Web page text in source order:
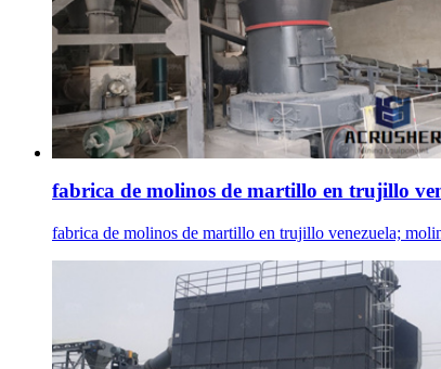
fabrica de molinos de martillo en trujillo
fabrica de molinos de martillo en trujillo venezuela;